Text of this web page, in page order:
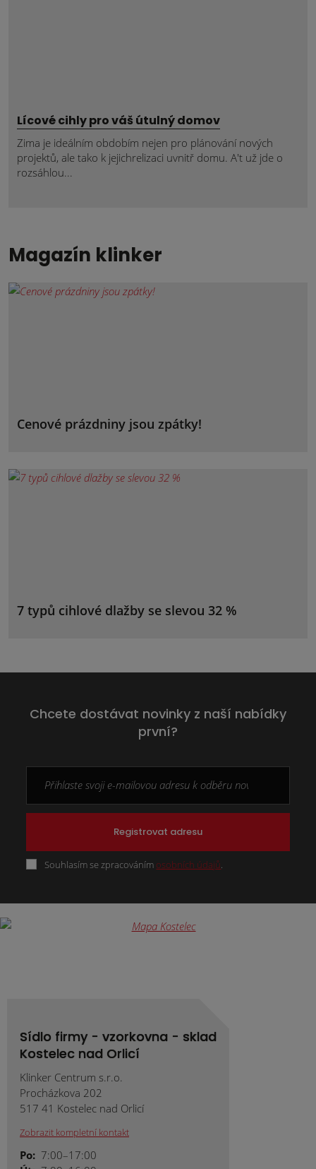
Lícové cihly pro váš útulný domov
Zima je ideálním obdobím nejen pro plánování nových
projektů, ale tako k jejichrelizaci uvnitř domu. A't už jde o
rozsáhlou...
Magazín klinker
Cenové prázdniny jsou zpátky!
7 typů cihlové dlažby se slevou 32 %
Chcete dostávat novinky z naší nabídky
první?
Registrovat adresu
Souhlasím se zpracováním osobních údajů.
Sídlo firmy - vzorkovna - sklad
Kostelec nad Orlicí
Klinker Centrum s.r.o.
Procházkova 202
517 41 Kostelec nad Orlicí
Zobrazit kompletní kontakt
Po: 7:00–17:00